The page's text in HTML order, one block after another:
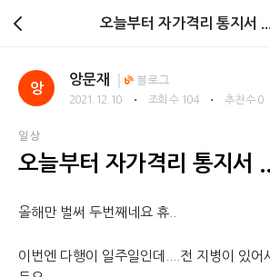
회원광장
오늘부터 자가격리 통지서
앙
앙문재 블로그
2021.12.10 ・ 조회 수 104 ・ 추천 수 0
일상
오늘부터 자가격리 통지서
올해만 벌써 두번째네요 휴..
이번엔 다행이 일주일인데....전 지병이 있어